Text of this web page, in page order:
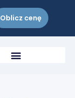
Oblicz cenę